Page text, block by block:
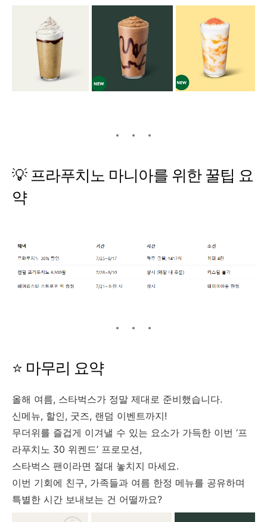
💡 프라푸치노 마니아를 위한 꿀팁 요
약
⭐ 마무리 요약
올해 여름, 스타벅스가 정말 제대로 준비했습니다.
신메뉴, 할인, 굿즈, 랜덤 이벤트까지!
무더위를 즐겁게 이겨낼 수 있는 요소가 가득한 이번 ‘프
라푸치노 30 위켄드’ 프로모션,
스타벅스 팬이라면 절대 놓치지 마세요.
이번 기회에 친구, 가족들과 여름 한정 메뉴를 공유하며
특별한 시간 보내보는 건 어떨까요?